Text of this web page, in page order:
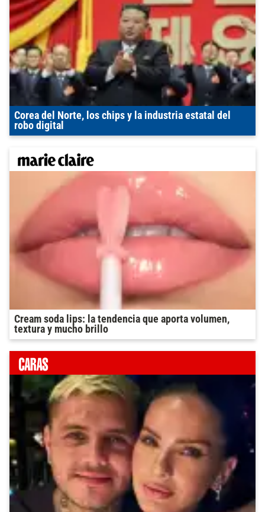
Corea del Norte, los chips y la industria estatal del
robo digital
Cream soda lips: la tendencia que aporta volumen,
textura y mucho brillo